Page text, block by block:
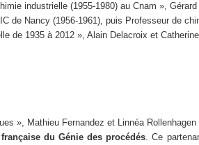
industrielle (1955-1980) au Cnam »,
de Nancy (1956-1961), puis Professeur de
de 1935 à 2012 », Alain Delacroix et
», Mathieu Fernandez et Linnéa
du Génie des procédés . Ce